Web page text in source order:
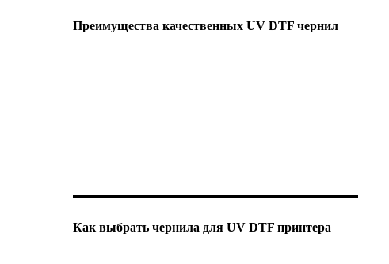
Преимущества качественных UV DTF чернил
Как выбрать чернила для UV DTF принтера